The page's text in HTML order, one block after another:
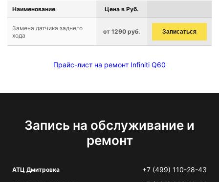
Наименование Цена в Руб.
Замена датчика заднего
хода
от 1290 руб. Записаться
Прайс-лист на ремонт Infiniti Q60
Запись на обслуживание и
ремонт
АТЦ Дмитровка +7 (499) 110-28-43